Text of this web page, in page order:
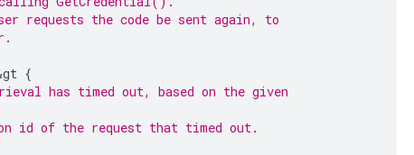
requests the code be sent again, to
gt {
has timed out, based on the given
id of the request that timed out.